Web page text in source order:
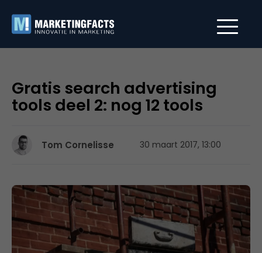
Gratis search advertising
tools deel 2: nog 12 tools
Tom Cornelisse 30 maart 2017, 13:00